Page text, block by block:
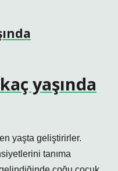
yaşında
yaşta geliştirirler.
tanıma